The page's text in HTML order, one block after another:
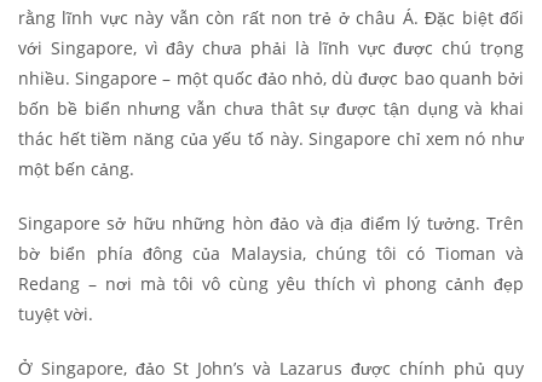
rằng lĩnh vực này vẫn còn rất non trẻ ở châu Á. Đặc biệt đối
với Singapore, vì đây chưa phải là lĩnh vực được chú trọng
nhiều. Singapore – một quốc đảo nhỏ, dù được bao quanh bởi
bốn bề biển nhưng vẫn chưa thât sự được tận dụng và khai
thác hết tiềm năng của yếu tố này. Singapore chỉ xem nó như
một bến cảng.
Singapore sở hữu những hòn đảo và địa điểm lý tưởng. Trên
bờ biển phía đông của Malaysia, chúng tôi có Tioman và
Redang – nơi mà tôi vô cùng yêu thích vì phong cảnh đẹp
tuyệt vời.
Ở Singapore, đảo St John’s và Lazarus được chính phủ quy